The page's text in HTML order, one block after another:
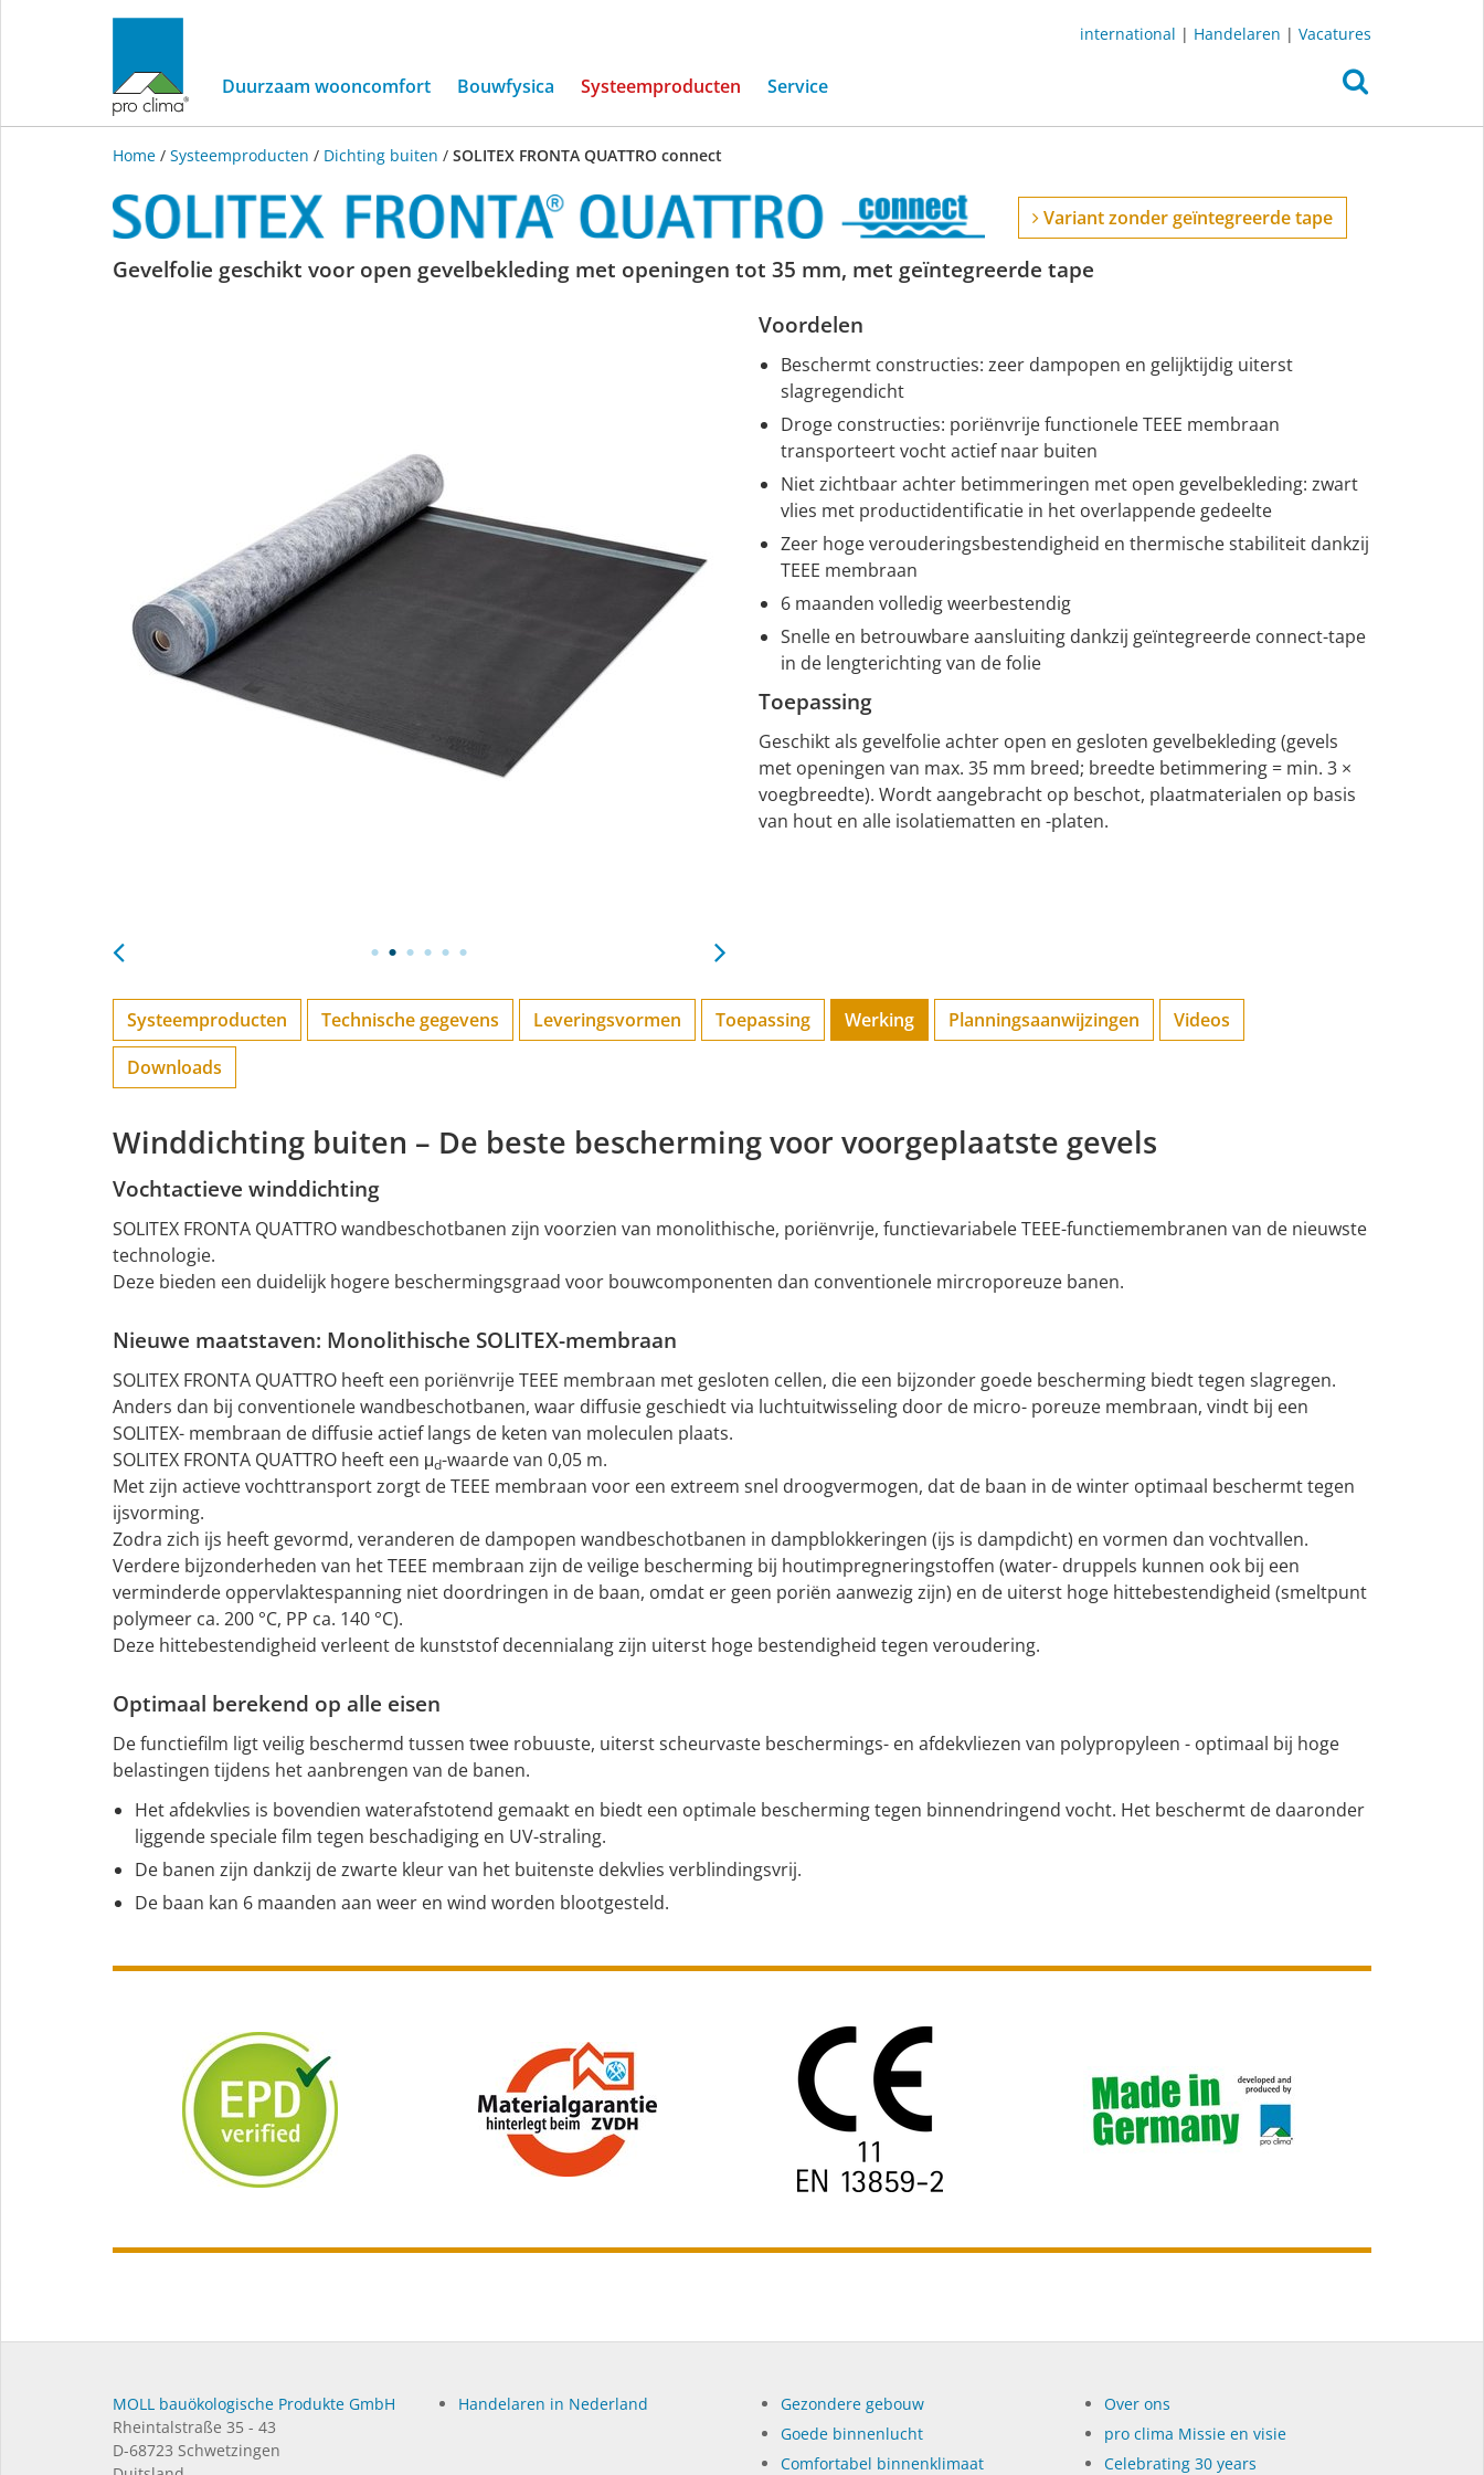
international | Handelaren | Vacatures
Duurzaam wooncomfort Bouwfysica Systeemproducten (current)
Service
Home / Systeemproducten / Dichting buiten / SOLITEX FRONTA QUATTRO connect
SOLITEX
Variant zonder geïntegreerde tape
Gevelfolie geschikt voor open gevelbekleding met openingen tot 35 mm, met geïntegreerde tape
Voordelen
Beschermt constructies: zeer dampopen en gelijktijdig uiterst
slagregendicht
Droge constructies: poriënvrije functionele TEEE membraan
transporteert vocht actief naar buiten
Niet zichtbaar achter betimmeringen met open gevelbekleding: zwart
vlies met productidentificatie in het overlappende gedeelte
Zeer hoge verouderingsbestendigheid en thermische stabiliteit dankzij
TEEE membraan
6 maanden volledig weerbestendig
Snelle en betrouwbare aansluiting dankzij geïntegreerde connect-tape
in de lengterichting van de folie
Toepassing
Geschikt als gevelfolie achter open en gesloten gevelbekleding (gevels
met openingen van max. 35 mm breed; breedte betimmering = min. 3 ×
voegbreedte). Wordt aangebracht op beschot, plaatmaterialen op basis
van hout en alle isolatiematten en -platen.
Systeemproducten Technische gegevens Leveringsvormen Toepassing Werking Planningsaanwijzingen
Videos
Downloads
Winddichting buiten – De beste bescherming voor voorgeplaatste gevels
Vochtactieve winddichting
SOLITEX FRONTA QUATTRO wandbeschotbanen zijn voorzien van monolithische, poriënvrije, functievariabele TEEE-functiemembranen van de nieuwste
technologie.
Deze bieden een duidelijk hogere beschermingsgraad voor bouwcomponenten dan conventionele mircroporeuze banen.
Nieuwe maatstaven: Monolithische SOLITEX-membraan
SOLITEX FRONTA QUATTRO heeft een poriënvrije TEEE membraan met gesloten cellen, die een bijzonder goede bescherming biedt tegen slagregen.
Anders dan bij conventionele wandbeschotbanen, waar diffusie geschiedt via luchtuitwisseling door de micro- poreuze membraan, vindt bij een
SOLITEX- membraan de diffusie actief langs de keten van moleculen plaats.
SOLITEX FRONTA QUATTRO heeft een μd-waarde van 0,05 m.
Met zijn actieve vochttransport zorgt de TEEE membraan voor een extreem snel droogvermogen, dat de baan in de winter optimaal beschermt tegen
ijsvorming.
Zodra zich ijs heeft gevormd, veranderen de dampopen wandbeschotbanen in dampblokkeringen (ijs is dampdicht) en vormen dan vochtvallen.
Verdere bijzonderheden van het TEEE membraan zijn de veilige bescherming bij houtimpregneringstoffen (water- druppels kunnen ook bij een
verminderde oppervlaktespanning niet doordringen in de baan, omdat er geen poriën aanwezig zijn) en de uiterst hoge hittebestendigheid (smeltpunt
polymeer ca. 200 °C, PP ca. 140 °C).
Deze hittebestendigheid verleent de kunststof decennialang zijn uiterst hoge bestendigheid tegen veroudering.
Optimaal berekend op alle eisen
De functiefilm ligt veilig beschermd tussen twee robuuste, uiterst scheurvaste beschermings- en afdekvliezen van polypropyleen - optimaal bij hoge
belastingen tijdens het aanbrengen van de banen.
Het afdekvlies is bovendien waterafstotend gemaakt en biedt een optimale bescherming tegen binnendringend vocht. Het beschermt de daaronder
liggende speciale film tegen beschadiging en UV-straling.
De banen zijn dankzij de zwarte kleur van het buitenste dekvlies verblindingsvrij.
De baan kan 6 maanden aan weer en wind worden blootgesteld.
MOLL bauökologische Produkte GmbH
Rheintalstraße 35 - 43
D-68723 Schwetzingen
Handelaren in Nederland
Gezondere gebouw
Goede binnenlucht
Comfortabel binnenklimaat
Over ons
pro clima Missie en visie
Celebrating 30 years